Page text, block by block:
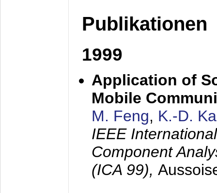
Publikationen
1999
Application of
Mobile
M. Feng, K.-D.
IEEE
Component
(ICA 99),